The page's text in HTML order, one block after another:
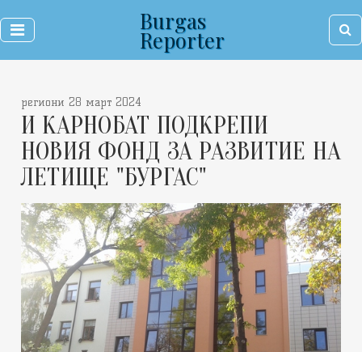
Burgas
Reporter
региони 28 март 2024
И КАРНОБАТ ПОДКРЕПИ
НОВИЯ ФОНД ЗА РАЗВИТИЕ НА
ЛЕТИЩЕ "БУРГАС"